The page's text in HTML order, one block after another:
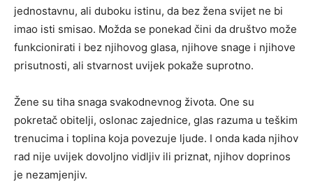
jednostavnu, ali duboku istinu, da bez žena svijet ne bi
imao isti smisao. Možda se ponekad čini da društvo može
funkcionirati i bez njihovog glasa, njihove snage i njihove
prisutnosti, ali stvarnost uvijek pokaže suprotno.
Žene su tiha snaga svakodnevnog života. One su
pokretač obitelji, oslonac zajednice, glas razuma u teškim
trenucima i toplina koja povezuje ljude. I onda kada njihov
rad nije uvijek dovoljno vidljiv ili priznat, njihov doprinos
je nezamjenjiv.